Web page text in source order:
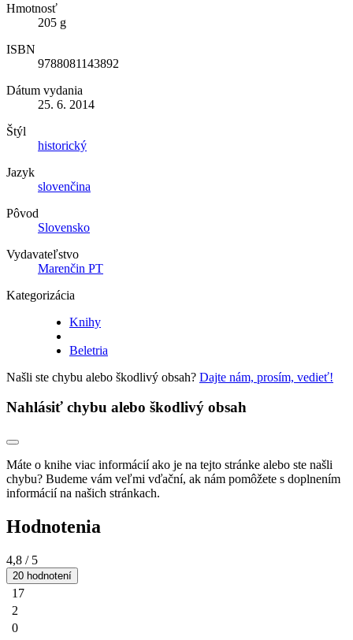
Hmotnosť
205 g
ISBN
9788081143892
Dátum vydania
25. 6. 2014
Štýl
historický
Jazyk
slovenčina
Pôvod
Slovensko
Vydavateľstvo
Marenčin PT
Kategorizácia
Knihy
Beletria
Našli ste chybu alebo škodlivý obsah? Dajte nám, prosím, vedieť!
Nahlásiť chybu alebo škodlivý obsah
Máte o knihe viac informácií ako je na tejto stránke alebo ste našli
chybu? Budeme vám veľmi vďační, ak nám pomôžete s doplnením
informácií na našich stránkach.
Hodnotenia
4,8 / 5
20 hodnotení
17
2
0